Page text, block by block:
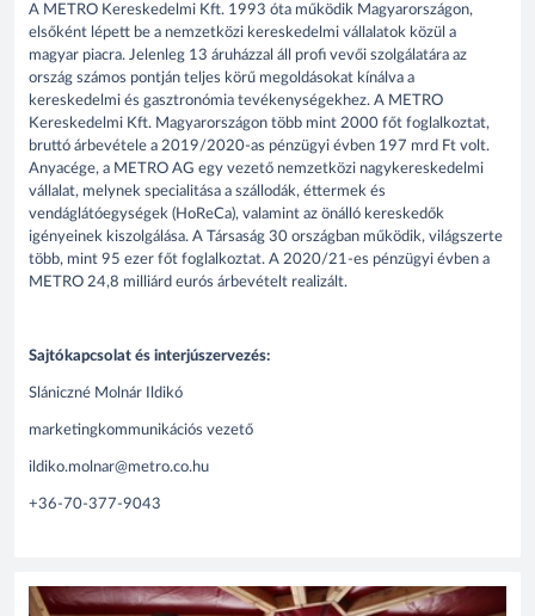
A METRO Kereskedelmi Kft. 1993 óta működik Magyarországon,
elsőként lépett be a nemzetközi kereskedelmi vállalatok közül a
magyar piacra. Jelenleg 13 áruházzal áll profi vevői szolgálatára az
ország számos pontján teljes körű megoldásokat kínálva a
kereskedelmi és gasztronómia tevékenységekhez. A METRO
Kereskedelmi Kft. Magyarországon több mint 2000 főt foglalkoztat,
bruttó árbevétele a 2019/2020-as pénzügyi évben 197 mrd Ft volt.
Anyacége, a METRO AG egy vezető nemzetközi nagykereskedelmi
vállalat, melynek specialitása a szállodák, éttermek és
vendáglátóegységek (HoReCa), valamint az önálló kereskedők
igényeinek kiszolgálása. A Társaság 30 országban működik, világszerte
több, mint 95 ezer főt foglalkoztat. A 2020/21-es pénzügyi évben a
METRO 24,8 milliárd eurós árbevételt realizált.
Sajtókapcsolat és interjúszervezés:
Slániczné Molnár Ildikó
marketingkommunikációs vezető
ildiko.molnar@metro.co.hu
+36-70-377-9043